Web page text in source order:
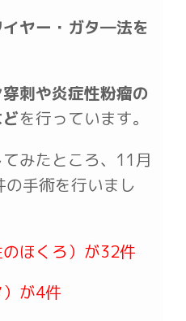
イヤー・ガタ―法を
刺や炎症性粉瘤の
を行っています。
みたところ、11月
手術を行いまし
のほくろ）が32件
）が4件